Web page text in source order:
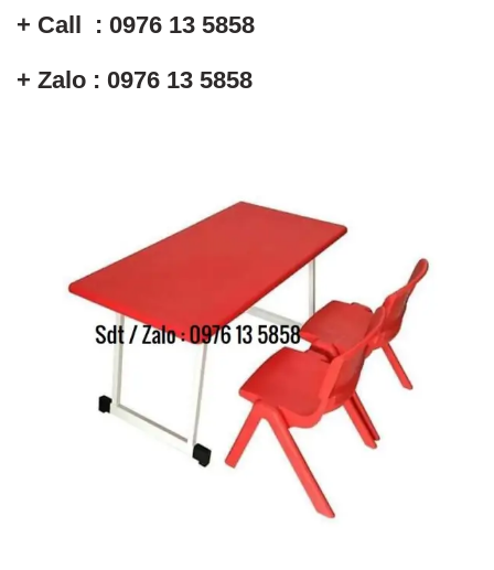
+ Call : 0976 13 5858
+ Zalo : 0976 13 5858